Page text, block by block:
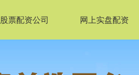
股票配资公司 网上实盘配资